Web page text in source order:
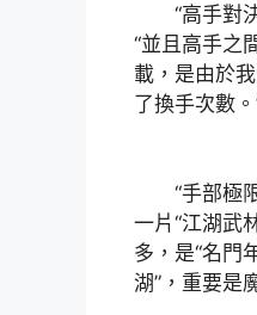
“高手對決
“並且高手之
載，是由於
了換手次數。
“手部極限
一片“江湖武
多，是“名門
湖”，重要是